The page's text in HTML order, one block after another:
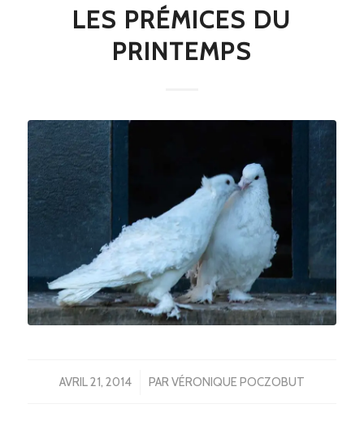
LES PRÉMICES DU
PRINTEMPS
AVRIL 21, 2014
/ PARVÉRONIQUE POCZOBUT